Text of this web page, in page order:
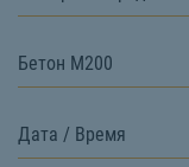
Бетон М200